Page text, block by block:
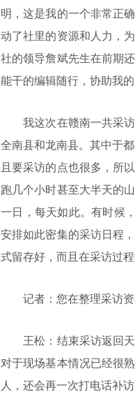
明，这是我的一个非常正
动了社里的资源和人力，
社的领导詹斌先生在前期
能干的编辑随行，协助我的
我这次在赣南一共采访
全南县和龙南县。其中于
且要采访的点也很多，所
跑几个小时甚至大半天的
一日，每天如此。有时候
安排如此密集的采访日程
式留存好，而且在采访过
记者：您在整理采访资
王松：结束采访返回天
对于现场基本情况已经很
人，还会再一次打电话补访